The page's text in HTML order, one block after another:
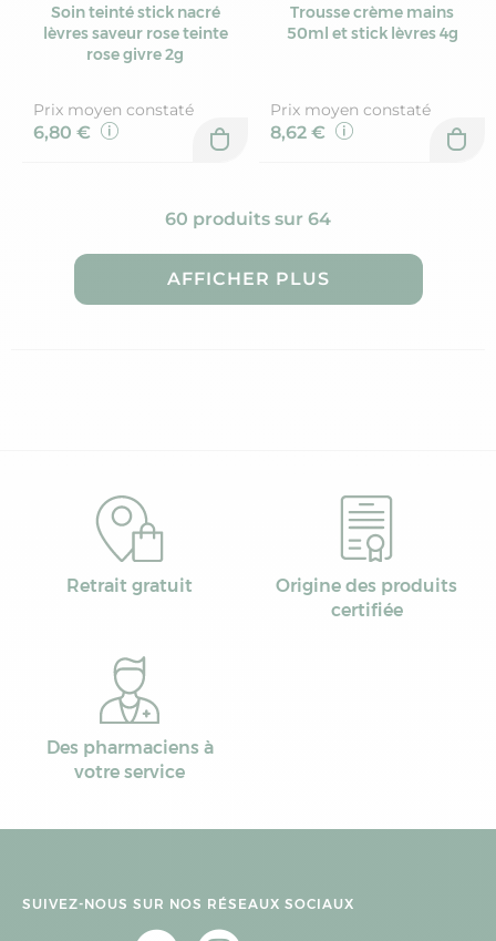
Soin teinté stick nacré
lèvres saveur rose teinte
rose givre 2g
Prix moyen constaté
6,80 €
Trousse crème mains
50ml et stick lèvres 4g
Prix moyen constaté
8,62 €
60 produits sur 64
AFFICHER PLUS
Retrait gratuit
Origine des produits
certifiée
Des pharmaciens à
votre service
SUIVEZ-NOUS SUR NOS RÉSEAUX SOCIAUX